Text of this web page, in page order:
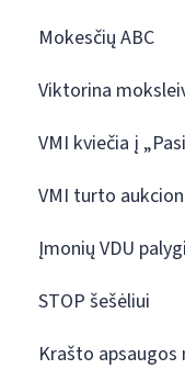
Mokesčių ABC
Viktorina
VMI kviečia į
VMI turto
Įmonių VDU
STOP šešėliui
Krašto